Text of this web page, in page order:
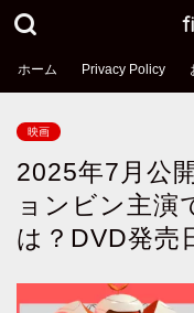
ホーム Privacy Policy
映画
2025年7月公
ョンビン主演
は？DVD発売